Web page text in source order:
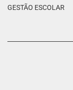
GESTÃO ESCOLAR